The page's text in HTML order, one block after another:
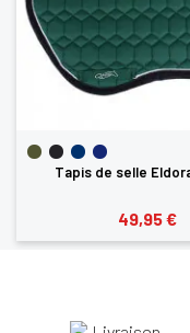
Tapis de selle
49,95 €